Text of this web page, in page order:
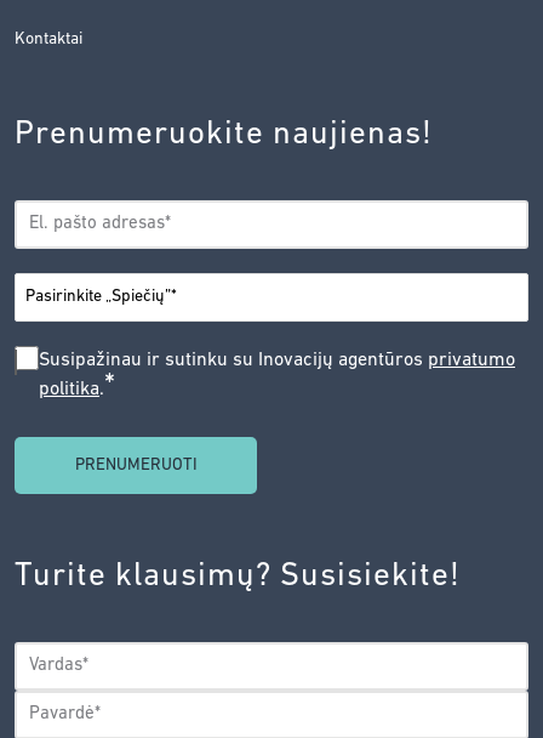
Kontaktai
Prenumeruokite naujienas!
EL.
PAŠTAS*
MIESTAS*
SUSIPAŽINAU
SUTINKU
AGENTŪROS
PRIVATUMO
POLITIKA.*
Susipažinau ir sutinku su Inovacijų agentūros privatumo
politika.*
Turite klausimų? Susisiekite!
VARDAS*
Vardas